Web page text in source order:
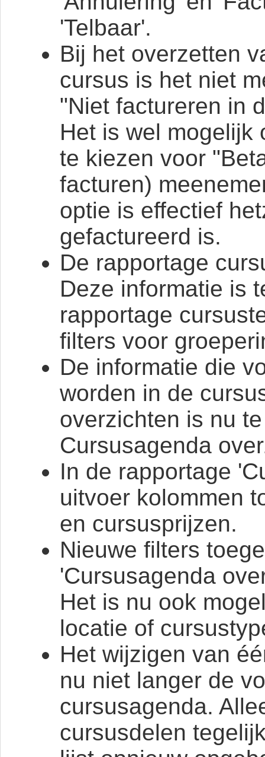
'Telbaar'.
Bij het overzetten
cursus is het niet
"Niet factureren in
Het is wel mogelijk
te kiezen voor
facturen)
optie is effectief
gefactureerd is.
De rapportage
Deze informatie is
rapportage
filters voor
De informatie die
worden in de
overzichten is nu
Cursusagenda
In de rapportage
uitvoer kolommen
en cursusprijzen.
Nieuwe filters
'Cursusagenda
Het is nu ook
locatie of
Het wijzigen van
nu niet langer de
cursusagenda.
cursusdelen